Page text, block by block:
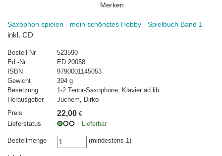
Merken
Saxophon spielen - mein schönstes Hobby - Spielbuch Band 1
inkl. CD
Bestell-Nr
523590
Ed.-Nr
ED 20058
ISBN
9790001145053
Gewicht
394 g
Besetzung
1-2 Tenor-Saxophone, Klavier ad lib.
Herausgeber
Juchem, Dirko
Preis
22,00 €
Lieferstatus
Lieferbar
Bestellmenge (mindestens 1)